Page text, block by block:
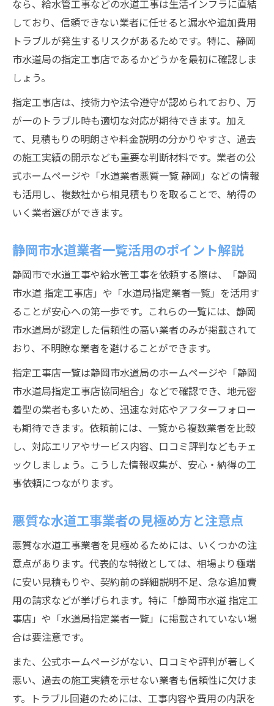
なら、給水管工事などの水道工事は生活インフラに直結
しており、信頼できない業者に任せると漏水や追加費用
トラブルが発生するリスクがあるためです。特に、静岡
市水道局の指定工事店であるかどうかを最初に確認しま
しょう。
指定工事店は、技術力や法令遵守が認められており、万
が一のトラブル時も適切な対応が期待できます。加え
て、見積もりの明朗さや料金説明の分かりやすさ、過去
の施工実績の開示なども重要な判断材料です。業者の公
式ホームページや「水道業者悪質一覧 静岡」などの情報
も活用し、複数社から相見積もりを取ることで、納得の
いく業者選びができます。
静岡市水道業者一覧活用のポイント解説
静岡市で水道工事や給水管工事を依頼する際は、「静岡
市水道 指定工事店」や「水道局指定業者一覧」を活用す
ることが安心への第一歩です。これらの一覧には、静岡
市水道局が認定した信頼性の高い業者のみが掲載されて
おり、不明瞭な業者を避けることができます。
指定工事店一覧は静岡市水道局のホームページや「静岡
市水道局指定工事店協同組合」などで確認でき、地元密
着型の業者も多いため、迅速な対応やアフターフォロー
も期待できます。依頼前には、一覧から複数業者を比較
し、対応エリアやサービス内容、口コミ評判などもチェ
ックしましょう。こうした情報収集が、安心・納得の工
事依頼につながります。
悪質な水道工事業者の見極め方と注意点
悪質な水道工事業者を見極めるためには、いくつかの注
意点があります。代表的な特徴としては、相場より極端
に安い見積もりや、契約前の詳細説明不足、急な追加費
用の請求などが挙げられます。特に「静岡市水道 指定工
事店」や「水道局指定業者一覧」に掲載されていない場
合は要注意です。
また、公式ホームページがない、口コミや評判が著しく
悪い、過去の施工実績を示せない業者も信頼性に欠けま
す。トラブル回避のためには、工事内容や費用の内訳を